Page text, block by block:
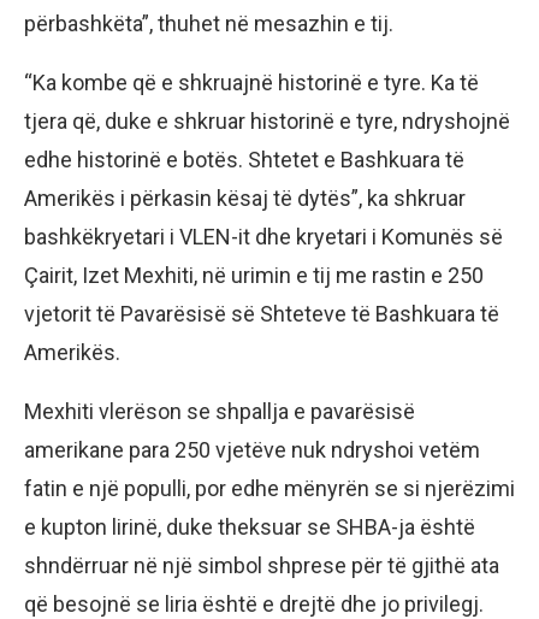
përbashkëta”, thuhet në mesazhin e tij.
“Ka kombe që e shkruajnë historinë e tyre. Ka të
tjera që, duke e shkruar historinë e tyre, ndryshojnë
edhe historinë e botës. Shtetet e Bashkuara të
Amerikës i përkasin kësaj të dytës”, ka shkruar
bashkëkryetari i VLEN-it dhe kryetari i Komunës së
Çairit, Izet Mexhiti, në urimin e tij me rastin e 250
vjetorit të Pavarësisë së Shteteve të Bashkuara të
Amerikës.
Mexhiti vlerëson se shpallja e pavarësisë
amerikane para 250 vjetëve nuk ndryshoi vetëm
fatin e një populli, por edhe mënyrën se si njerëzimi
e kupton lirinë, duke theksuar se SHBA-ja është
shndërruar në një simbol shprese për të gjithë ata
që besojnë se liria është e drejtë dhe jo privilegj.